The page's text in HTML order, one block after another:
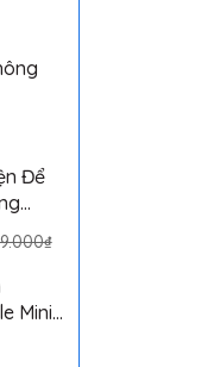
Để
với 6
Hợp
Mini